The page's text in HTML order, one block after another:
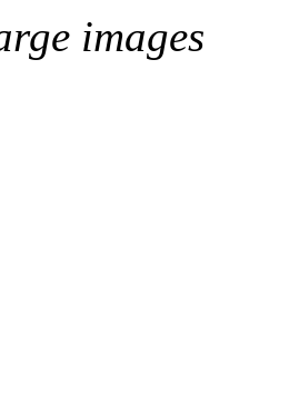
images